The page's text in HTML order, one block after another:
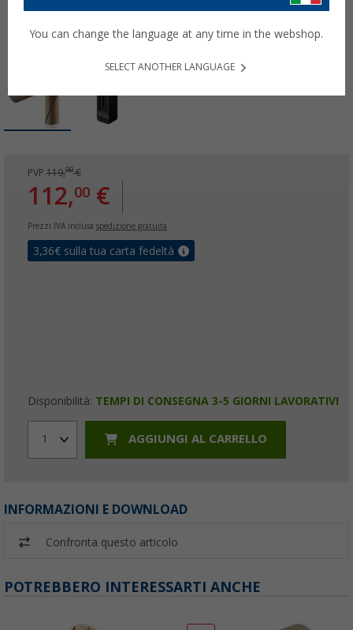
PVP 119,00€
112,00 €
Prezzi IVA inclusa spedizione gratuita
3,36€ sulla tua carta fedeltà
Disponibilità: TEMPI DI CONSEGNA 3-5 GIORNI LAVORATIVI
1 AGGIUNGI AL CARRELLO
INFORMAZIONI E DOWNLOAD
Confronta questo articolo
POTREBBERO INTERESSARTI ANCHE
You can change the language at any time in the webshop.
SELECT ANOTHER LANGUAGE